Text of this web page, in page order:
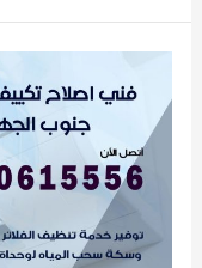
تكييف
جنوب
الجهراء
60615556
فني
اصلاح